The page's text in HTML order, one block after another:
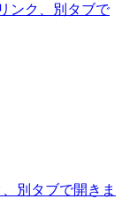
ンク、別タブで
、別タブで開きま